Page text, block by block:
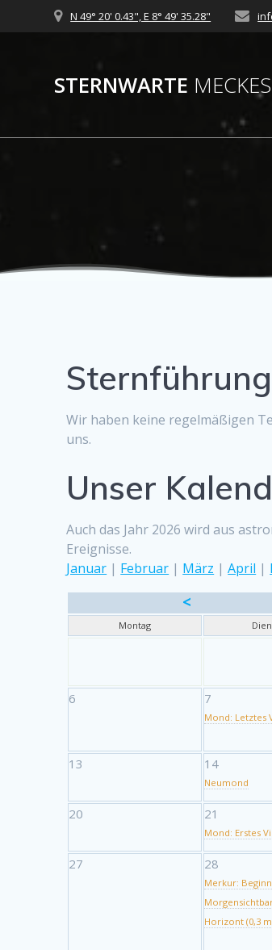
Inhalt
N 49° 20' 0.43", E 8° 49' 35.28"
STERNWARTE
Wir haben keine regelmäßigen
uns.
Unser
Auch das Jahr 2026 wird aus
Ereignisse.
Januar | Februar | März |April |
<
Montag
6 7
Mond: Letztes
13 14
Neumond
20 21
Mond: Erstes
27 28
Merkur:
Horizont (0,3